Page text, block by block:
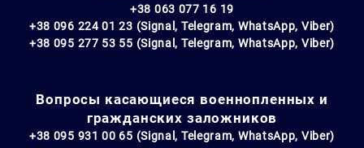
+38 063 077 16 19
+38 096 224 01 23 (Signal, Telegram, WhatsApp, Viber)
+38 095 277 53 55 (Signal, Telegram, WhatsApp, Viber)
Вопросы касающиеся военнопленных и
гражданских заложников
+38 095 931 00 65 (Signal, Telegram, WhatsApp, Viber)